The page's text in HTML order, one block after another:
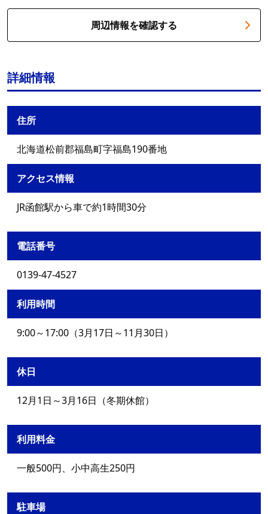
周辺情報を確認する
詳細情報
住所
北海道松前郡福島町字福島190番地
アクセス情報
JR函館駅から車で約1時間30分
電話番号
0139-47-4527
利用時間
9:00～17:00（3月17日～11月30日）
休日
12月1日～3月16日（冬期休館）
利用料金
一般500円、小中高生250円
駐車場